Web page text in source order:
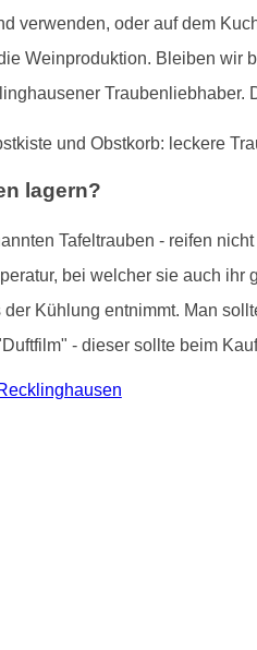
verwenden, oder auf dem
Weinproduktion. Bleiben wir
lagern?
Tafeltrauben - reifen
bei welcher sie auch
Kühlung entnimmt. Man
- dieser sollte beim